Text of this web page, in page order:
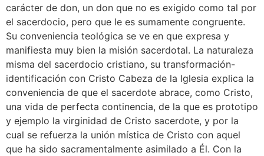
carácter de don, un don que no es exigido como tal por
el sacerdocio, pero que le es sumamente congruente.
Su conveniencia teológica se ve en que expresa y
manifiesta muy bien la misión sacerdotal. La naturaleza
misma del sacerdocio cristiano, su transformación-
identificación con Cristo Cabeza de la Iglesia explica la
conveniencia de que el sacerdote abrace, como Cristo,
una vida de perfecta continencia, de la que es prototipo
y ejemplo la virginidad de Cristo sacerdote, y por la
cual se refuerza la unión mística de Cristo con aquel
que ha sido sacramentalmente asimilado a Él. Con la